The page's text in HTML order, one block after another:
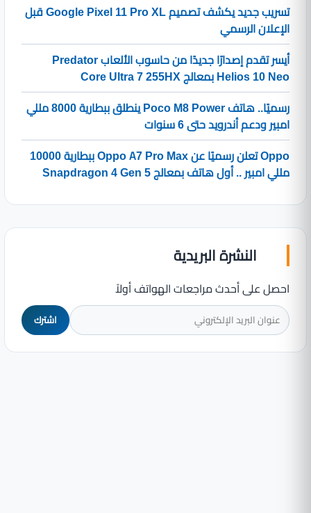
تسريب جديد يكشف تصميم Google Pixel 11 Pro XL قبل
الإعلان الرسمي
أيسر تقدم إصدارًا جديدًا من حاسوب الألعاب Predator
Helios 10 Neo بمعالج Core Ultra 7 255HX
رسميًا.. هاتف Poco M8 Power ينطلق ببطارية 8000 مللي
امبير ودعم أندرويد حتى 6 سنوات
Oppo تعلن رسميًا عن Oppo A7 Pro Max ببطارية 10000
مللي امبير .. أول هاتف بمعالج Snapdragon 4 Gen 5
النشرة البريدية
احصل على أحدث مراجعات الهواتف أولاً
اشترك